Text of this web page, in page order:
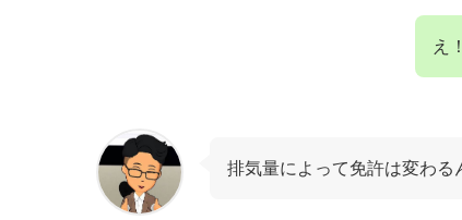
え
排気量によって免許は変わる